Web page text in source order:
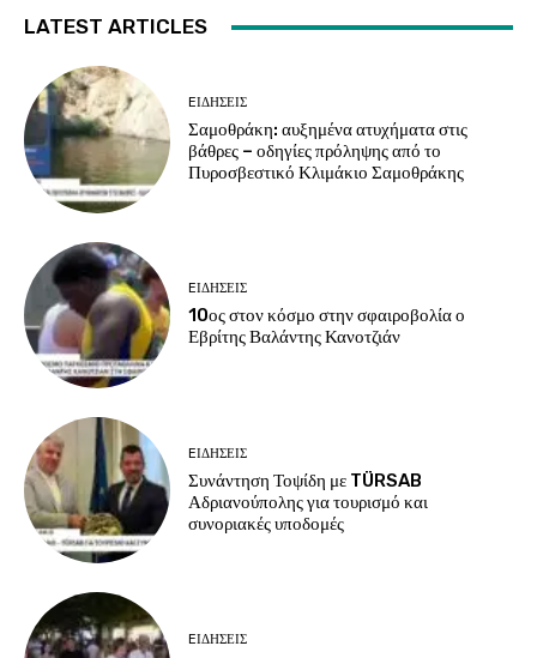
LATEST ARTICLES
EΙΔΗΣΕΙΣ
Σαμοθράκη: αυξημένα ατυχήματα στις
βάθρες – οδηγίες πρόληψης από το
Πυροσβεστικό Κλιμάκιο Σαμοθράκης
EΙΔΗΣΕΙΣ
10ος στον κόσμο στην σφαιροβολία ο
Εβρίτης Βαλάντης Κανοτζιάν
EΙΔΗΣΕΙΣ
Συνάντηση Τοψίδη με TÜRSAB
Αδριανούπολης για τουρισμό και
συνοριακές υποδομές
EΙΔΗΣΕΙΣ